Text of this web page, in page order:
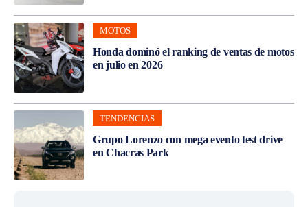
MOTOS
Honda dominó el ranking de ventas de motos
en julio en 2026
TENDENCIAS
Grupo Lorenzo con mega evento test drive
en Chacras Park